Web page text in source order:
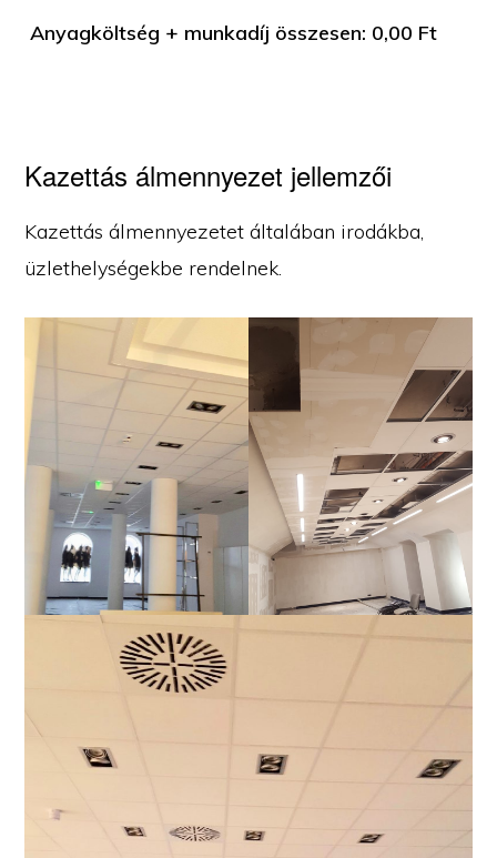
Anyagköltség + munkadíj összesen: 0,00 Ft
Kazettás álmennyezet jellemzői
Kazettás álmennyezetet általában irodákba,
üzlethelységekbe rendelnek.